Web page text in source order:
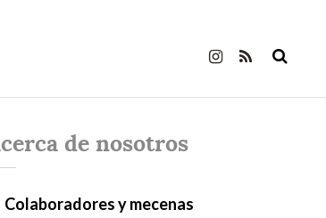
de nosotros
Colaboradores y mecenas